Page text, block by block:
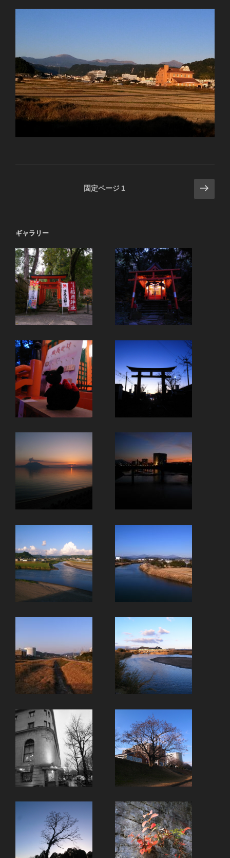
ペ
ジ
送
り
固定ページ 1
次
の
ギャラリー